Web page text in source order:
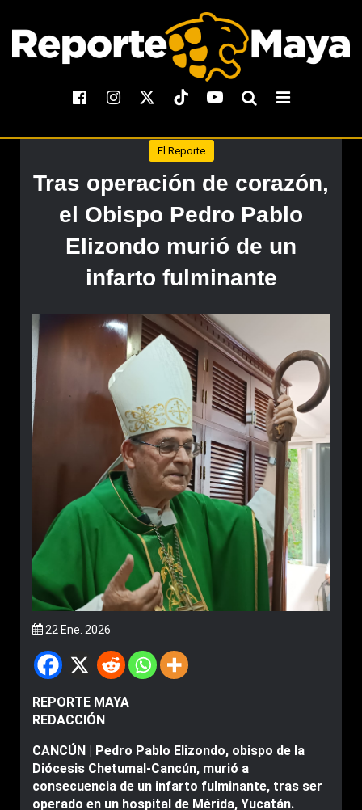
El Reporte
Tras operación de corazón,
el Obispo Pedro Pablo
Elizondo murió de un
infarto fulminante
22 Ene. 2026
REPORTE MAYA
REDACCIÓN
CANCÚN | Pedro Pablo Elizondo, obispo de la
Diócesis Chetumal-Cancún, murió a
consecuencia de un infarto fulminante, tras ser
operado en un hospital de Mérida, Yucatán.